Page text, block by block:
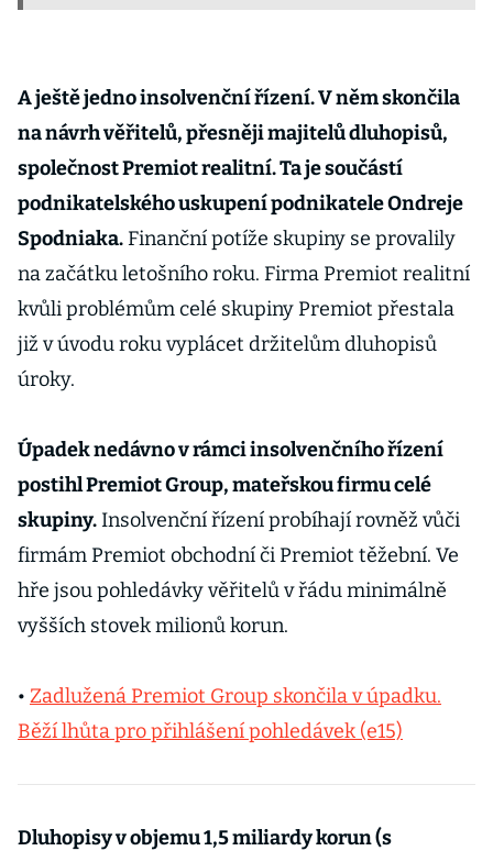
A ještě jedno insolvenční řízení. V něm skončila
na návrh věřitelů, přesněji majitelů dluhopisů,
společnost Premiot realitní. Ta je součástí
podnikatelského uskupení podnikatele Ondreje
Spodniaka.Finanční potíže skupiny se provalily
na začátku letošního roku. Firma Premiot realitní
kvůli problémům celé skupiny Premiot přestala
již v úvodu roku vyplácet držitelům dluhopisů
úroky.
Úpadek nedávno v rámci insolvenčního řízení
postihl Premiot Group, mateřskou firmu celé
skupiny.Insolvenční řízení probíhají rovněž vůči
firmám Premiot obchodní či Premiot těžební. Ve
hře jsou pohledávky věřitelů v řádu minimálně
vyšších stovek milionů korun.
• Zadlužená Premiot Group skončila v úpadku.
Běží lhůta pro přihlášení pohledávek (e15)
Dluhopisy v objemu 1,5 miliardy korun (s